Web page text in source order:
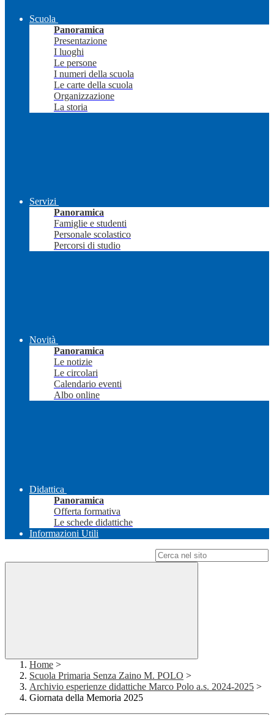
Scuola
Panoramica
Presentazione
I luoghi
Le persone
I numeri della scuola
Le carte della scuola
Organizzazione
La storia
Servizi
Panoramica
Famiglie e studenti
Personale scolastico
Percorsi di studio
Novità
Panoramica
Le notizie
Le circolari
Calendario eventi
Albo online
Didattica
Panoramica
Offerta formativa
Le schede didattiche
Informazioni Utili
Home >
Scuola Primaria Senza Zaino M. POLO >
Archivio esperienze didattiche Marco Polo a.s. 2024-2025 >
Giornata della Memoria 2025